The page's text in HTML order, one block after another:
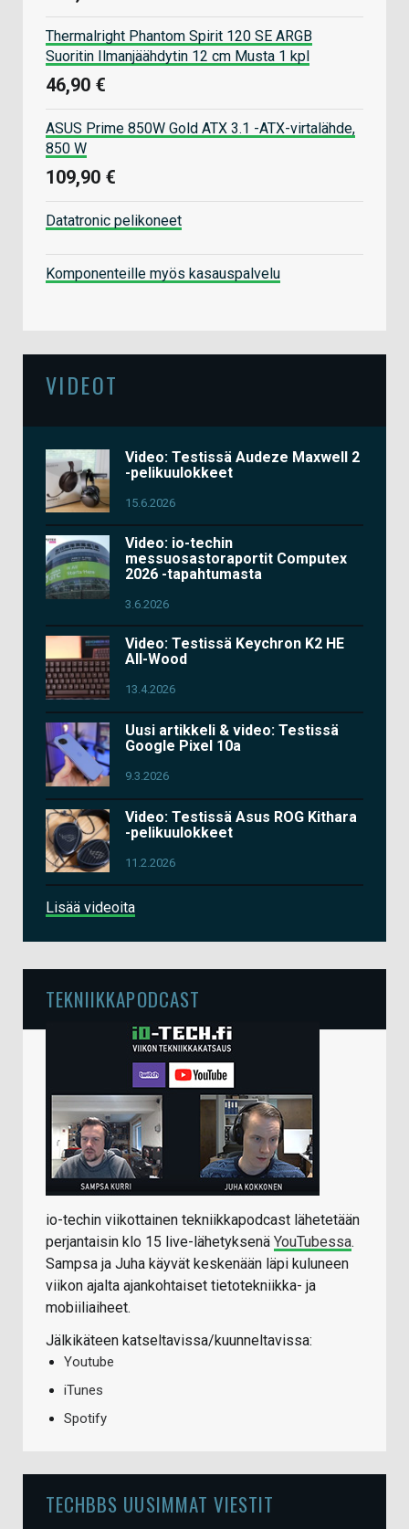
Thermalright Phantom Spirit 120 SE ARGB
Suoritin Ilmanjäähdytin 12 cm Musta 1 kpl
46,90 €
ASUS Prime 850W Gold ATX 3.1 -ATX-virtalähde,
850 W
109,90 €
Datatronic pelikoneet
Komponenteille myös kasauspalvelu
VIDEOT
Video: Testissä Audeze Maxwell 2
-pelikuulokkeet
15.6.2026
Video: io-techin
messuosastoraportit Computex
2026 -tapahtumasta
3.6.2026
Video: Testissä Keychron K2 HE
All-Wood
13.4.2026
Uusi artikkeli & video: Testissä
Google Pixel 10a
9.3.2026
Video: Testissä Asus ROG Kithara
-pelikuulokkeet
11.2.2026
Lisää videoita
TEKNIIKKAPODCAST
io-techin viikottainen tekniikkapodcast lähetetään
perjantaisin klo 15 live-lähetyksenä YouTubessa.
Sampsa ja Juha käyvät keskenään läpi kuluneen
viikon ajalta ajankohtaiset tietotekniikka- ja
mobiiliaiheet.
Jälkikäteen katseltavissa/kuunneltavissa:
Youtube
iTunes
Spotify
TECHBBS UUSIMMAT VIESTIT